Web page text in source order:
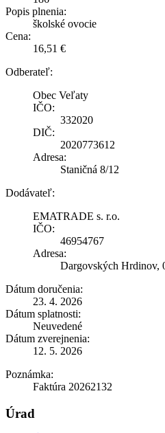
Popis plnenia:
školské ovocie
Cena:
16,51 €
Odberateľ:
Obec Veľaty
IČO:
332020
DIČ:
2020773612
Adresa:
Staničná 8/12
Dodávateľ:
EMATRADE s. r.o.
IČO:
46954767
Adresa:
Dargovských Hrdinov,
Dátum doručenia:
23. 4. 2026
Dátum splatnosti:
Neuvedené
Dátum zverejnenia:
12. 5. 2026
Poznámka:
Faktúra 20262132
Úrad